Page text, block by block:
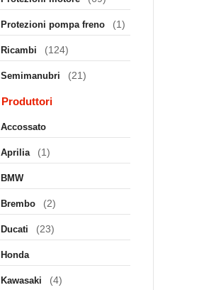
Protezioni pompa freno (1)
Ricambi (124)
Semimanubri (21)
Produttori
Accossato
Aprilia (1)
BMW
Brembo (2)
Ducati (23)
Honda
Kawasaki (4)